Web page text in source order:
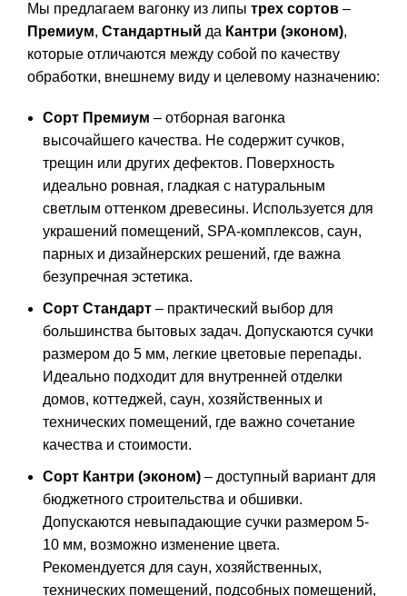
Мы предлагаем вагонку из липы трех сортов –
Премиум, Стандартный да Кантри (эконом),
которые отличаются между собой по качеству
обработки, внешнему виду и целевому назначению:
Сорт Премиум – отборная вагонка
высочайшего качества. Не содержит сучков,
трещин или других дефектов. Поверхность
идеально ровная, гладкая с натуральным
светлым оттенком древесины. Используется для
украшений помещений, SPA-комплексов, саун,
парных и дизайнерских решений, где важна
безупречная эстетика.
Сорт Стандарт – практический выбор для
большинства бытовых задач. Допускаются сучки
размером до 5 мм, легкие цветовые перепады.
Идеально подходит для внутренней отделки
домов, коттеджей, саун, хозяйственных и
технических помещений, где важно сочетание
качества и стоимости.
Сорт Кантри (эконом) – доступный вариант для
бюджетного строительства и обшивки.
Допускаются невыпадающие сучки размером 5-
10 мм, возможно изменение цвета.
Рекомендуется для саун, хозяйственных,
технических помещений, подсобных помещений,